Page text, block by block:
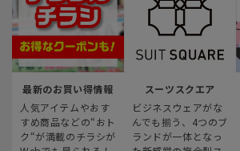
最新のお買い得情報
人気アイテムやおす
すめ商品などの“おト
ク“が満載のチラシが
スーツスクエア
ビジネスウェアがな
んでも揃う、4つのブ
ランドが一体となっ